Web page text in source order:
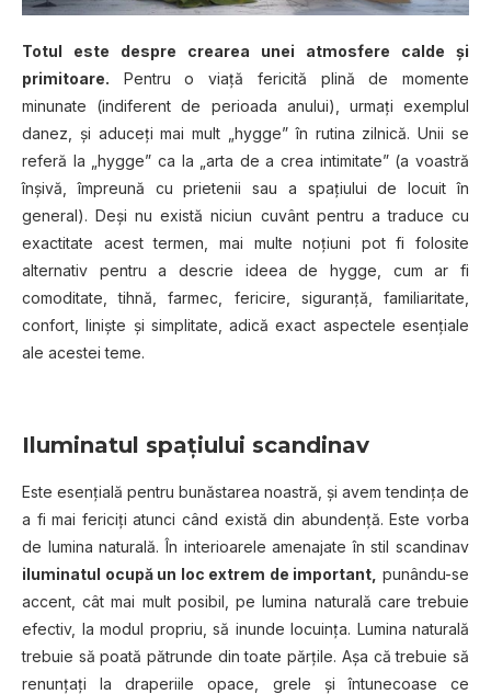
Totul este despre crearea unei atmosfere calde şi
primitoare. Pentru o viață fericită plină de momente
minunate (indiferent de perioada anului), urmaţi exemplul
danez, și aduceţi mai mult „hygge” în rutina zilnică. Unii se
referă la „hygge” ca la „arta de a crea intimitate” (a voastră
înşivă, împreună cu prietenii sau a spaţiului de locuit în
general). Deși nu există niciun cuvânt pentru a traduce cu
exactitate acest termen, mai multe noţiuni pot fi folosite
alternativ pentru a descrie ideea de hygge, cum ar fi
comoditate, tihnă, farmec, fericire, siguranţă, familiaritate,
confort, linişte și simplitate, adică exact aspectele esențiale
ale acestei teme.
Iluminatul spaţiului scandinav
Este esențială pentru bunăstarea noastră, și avem tendința de
a fi mai fericiţi atunci când există din abundenţă. Este vorba
de lumina naturală. În interioarele amenajate în stil scandinav
iluminatul ocupă un loc extrem de important, punându-se
accent, cât mai mult posibil, pe lumina naturală care trebuie
efectiv, la modul propriu, să inunde locuinţa. Lumina naturală
trebuie să poată pătrunde din toate părţile. Aşa că trebuie să
renunţaţi la draperiile opace, grele şi întunecoase ce